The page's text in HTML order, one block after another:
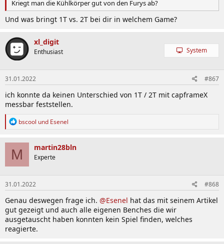
Kriegt man die Kühlkörper gut von den Furys ab?
Und was bringt 1T vs. 2T bei dir in welchem Game?
xl_digit
Enthusiast System
31.01.2022 #867
ich konnte da keinen Unterschied von 1T / 2T mit capframeX
messbar feststellen.
R
k
t
i
o
n
e
n
:
bscool und Esenel
M martin28bln
Experte
31.01.2022 #868
Genau deswegen frage ich. @Esenel hat das mit seinem Artikel
gut gezeigt und auch alle eigenen Benches die wir
ausgetauscht haben konnten kein Spiel finden, welches
reagierte.